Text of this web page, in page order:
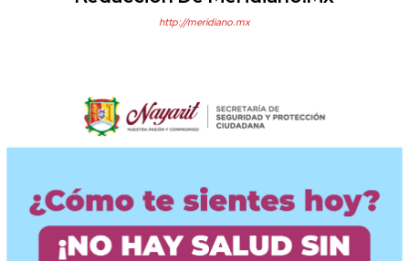
http://meridiano.mx